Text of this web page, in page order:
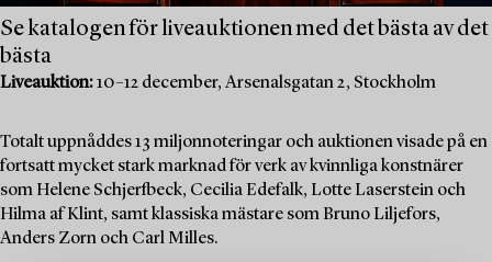
Se katalogen för liveauktionen med det bästa av det
bästa
Liveauktion:10–12 december, Arsenalsgatan 2, Stockholm
Totalt uppnåddes 13 miljonnoteringar och auktionen visade på en
fortsatt mycket stark marknad för verk av kvinnliga konstnärer
som Helene Schjerfbeck, Cecilia Edefalk, Lotte Laserstein och
Hilma af Klint, samt klassiska mästare som Bruno Liljefors,
Anders Zorn och Carl Milles.